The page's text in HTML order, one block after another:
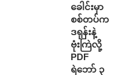
ခေါင်းမှာ
စစ်တပ်က
ဒရုန်းနဲ့
ဗုံးကြဲလို့
PDF
ရဲဘော် ၃